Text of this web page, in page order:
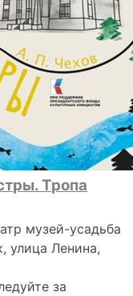
Тропа
музей-усадьба
улица Ленина,
за